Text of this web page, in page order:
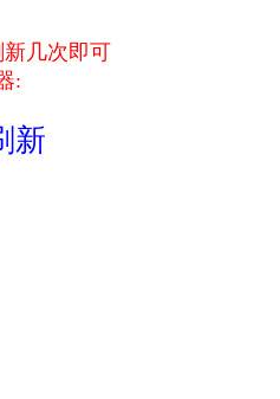
几次即可
:
新